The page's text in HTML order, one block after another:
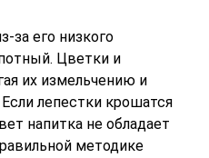
за его низкого
Цветки и
их измельчению и
лепестки крошатся
напитка не обладает
методике